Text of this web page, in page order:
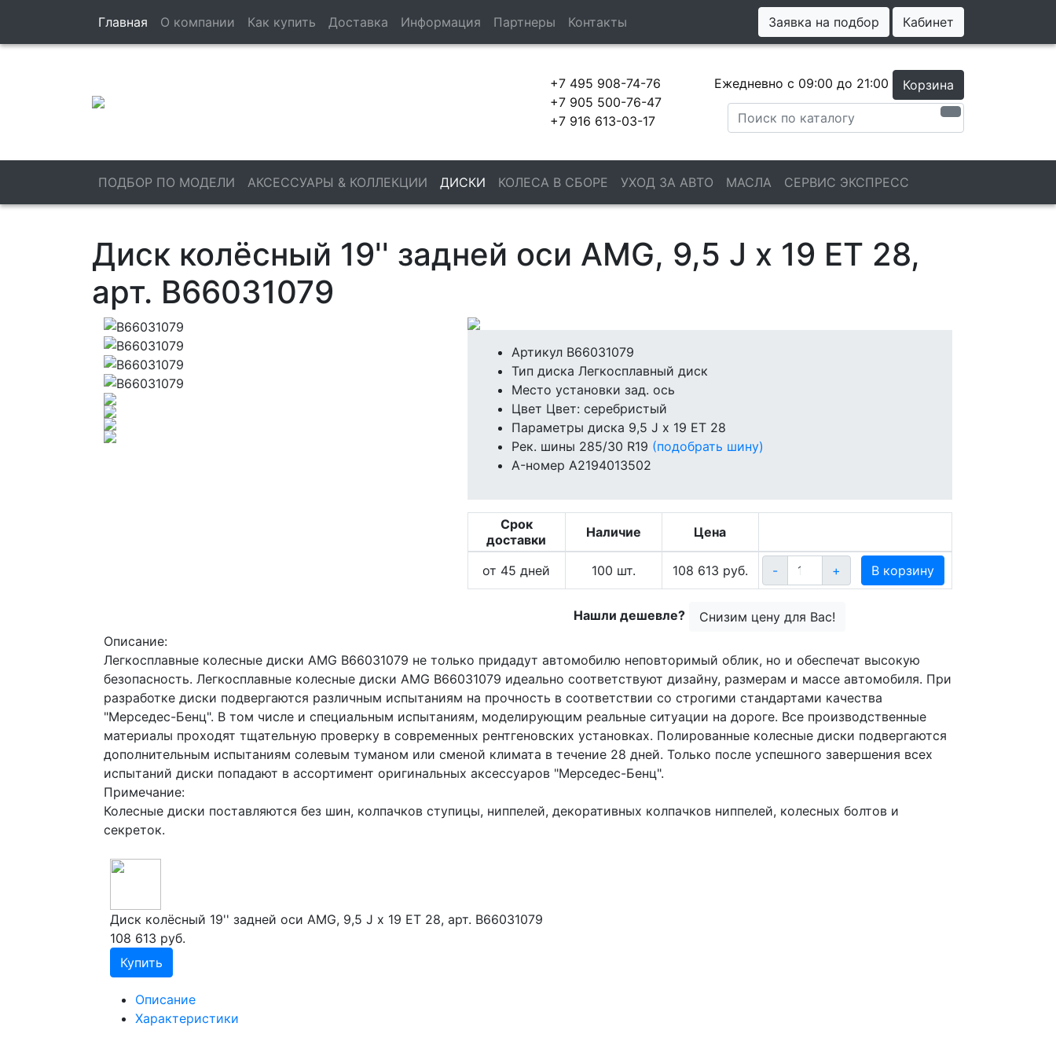
Главная О компании Как купить Доставка Информация Партнеры Контакты Заявка на подбор Кабинет
+7 495 908-74-76
+7 905 500-76-47
+7 916 613-03-17
Ежедневно с 09:00 до 21:00 Корзина
ПОДБОР ПО МОДЕЛИ АКСЕССУАРЫ & КОЛЛЕКЦИИ ДИСКИ КОЛЕСА В СБОРЕ УХОД ЗА АВТО МАСЛА СЕРВИС ЭКСПРЕСС
Диск колёсный 19'' задней оси AMG, 9,5 J x 19 ET 28,
арт. B66031079
Артикул B66031079
Тип диска Легкосплавный диск
Место установки зад. ось
Цвет Цвет: серебристый
Параметры диска 9,5 J x 19 ET 28
Рек. шины 285/30 R19 (подобрать шину)
A-номер A2194013502
Срок
доставки
Наличие Цена
от 45 дней 100 шт. 108 613 руб. - + В корзину
Нашли дешевле?
Снизим цену для Вас!
Описание:
Легкосплавные колесные диски AMG B66031079 не только придадут автомобилю неповторимый облик, но и обеспечат высокую
безопасность. Легкосплавные колесные диски AMG B66031079 идеально соответствуют дизайну, размерам и массе автомобиля. При
разработке диски подвергаются различным испытаниям на прочность в соответствии со строгими стандартами качества
"Мерседес-Бенц". В том числе и специальным испытаниям, моделирующим реальные ситуации на дороге. Все производственные
материалы проходят тщательную проверку в современных рентгеновских установках. Полированные колесные диски подвергаются
дополнительным испытаниям солевым туманом или сменой климата в течение 28 дней. Только после успешного завершения всех
испытаний диски попадают в ассортимент оригинальных аксессуаров "Мерседес-Бенц".
Примечание:
Колесные диски поставляются без шин, колпачков ступицы, ниппелей, декоративных колпачков ниппелей, колесных болтов и
секреток.
Диск колёсный 19'' задней оси AMG, 9,5 J x 19 ET 28, арт. B66031079
108 613 руб.
Купить
Описание
Характеристики